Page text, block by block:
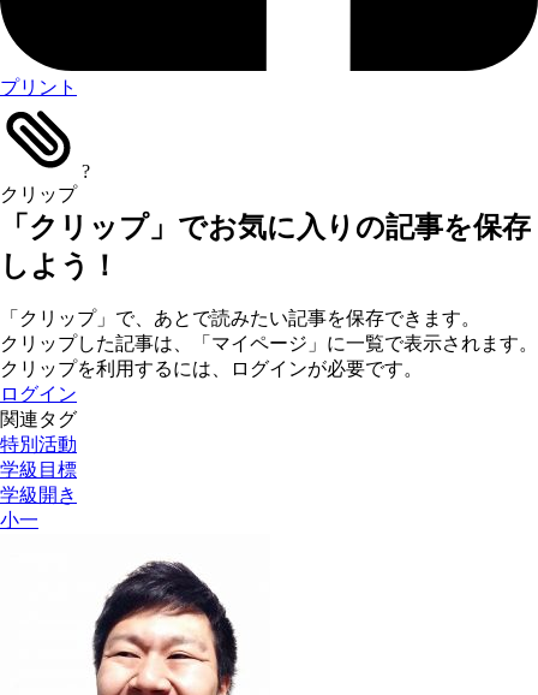
プリント
クリップ
?
「クリップ」でお気に入りの記事を保存
しよう！
「クリップ」で、あとで読みたい記事を保存できます。
クリップした記事は、「マイページ」に一覧で表示されます。
クリップを利用するには、ログインが必要です。
ログイン
関連タグ
特別活動
学級目標
学級開き
小一